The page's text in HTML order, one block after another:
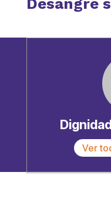
Desangre
Ver